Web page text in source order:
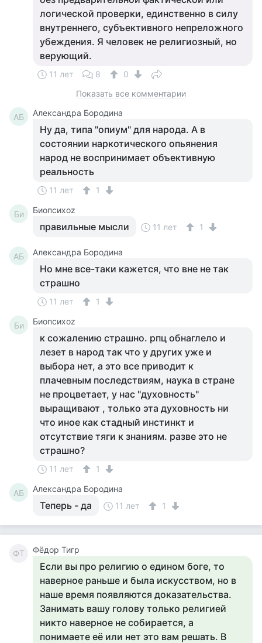
логической проверки, единственно в силу
внутреннего, субъективного непреложного
убеждения. Я человек не религиозный, но
верующий.
11 лет 8
0
Показать все комментарии
АБ Александра Бородина
Ну да, типа "опиум" для народа. А в
состоянии наркотического опьянения
народ не воспринимает объективную
реальность
11 лет 1
Би Биопсихоz
правильные мысли 11 лет 1
АБ Александра Бородина
Но мне все-таки кажется, что вне не так
страшно
11 лет 1
Би Биопсихоz
к сожалению страшно. рпц обнаглело и
лезет в народ так что у других уже и
выбора нет, а это все приводит к
плачевным последствиям, наука в стране
не процветает, у нас "духовность"
выращивают , только эта духовность ни
что иное как стадный инстинкт и
отсутствие тяги к знаниям. разве это не
страшно?
11 лет 1
АБ Александра Бородина
Теперь - да 11 лет 1
ФТ Фёдор Тигр
Если вы про религию о едином боге, то
наверное раньше и была искусством, но в
наше время появляются доказательства.
Занимать вашу голову только религией
никто наверное не собирается, а
понимаете её или нет это вам решать. В